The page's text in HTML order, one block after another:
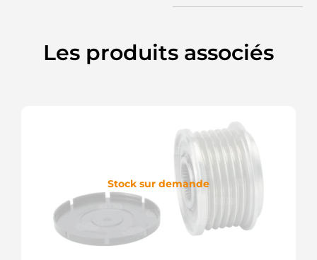
INA
INA
F00M147880
SANDO
UD13254AFP
AS-PL
219157
ERA
F032333075
CARGO
Les produits associés
Stock sur demande